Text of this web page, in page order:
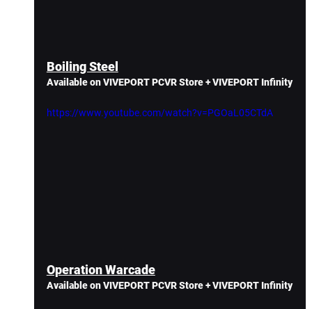
Boiling Steel
Available on VIVEPORT PCVR Store + VIVEPORT Infinity
https://www.youtube.com/watch?v=PGOaL05CTdA
Operation Warcade
Available on VIVEPORT PCVR Store + VIVEPORT Infinity